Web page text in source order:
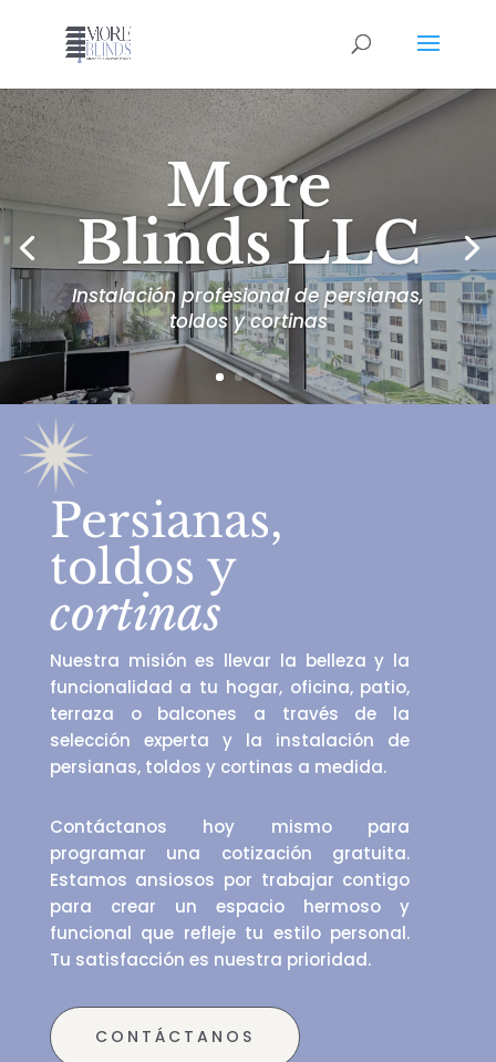
More
Blinds LLC
Instalación profesional de persianas,
toldos y cortinas
Persianas,
toldos y
cortinas
Nuestra misión es llevar la belleza y la
funcionalidad a tu hogar, oficina, patio,
terraza o balcones a través de la
selección experta y la instalación de
persianas, toldos y cortinas a medida.
Contáctanos hoy mismo para
programar una cotización gratuita.
Estamos ansiosos por trabajar contigo
para crear un espacio hermoso y
funcional que refleje tu estilo personal.
Tu satisfacción es nuestra prioridad.
CONTÁCTANOS